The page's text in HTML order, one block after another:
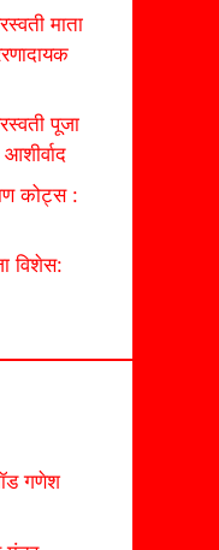
माता
पूजा
कोट्स :
विशेस:
गणेश